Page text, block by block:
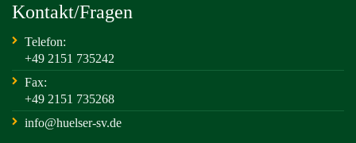
Kontakt/Fragen
Telefon:
+49 2151 735242
Fax:
+49 2151 735268
info@huelser-sv.de